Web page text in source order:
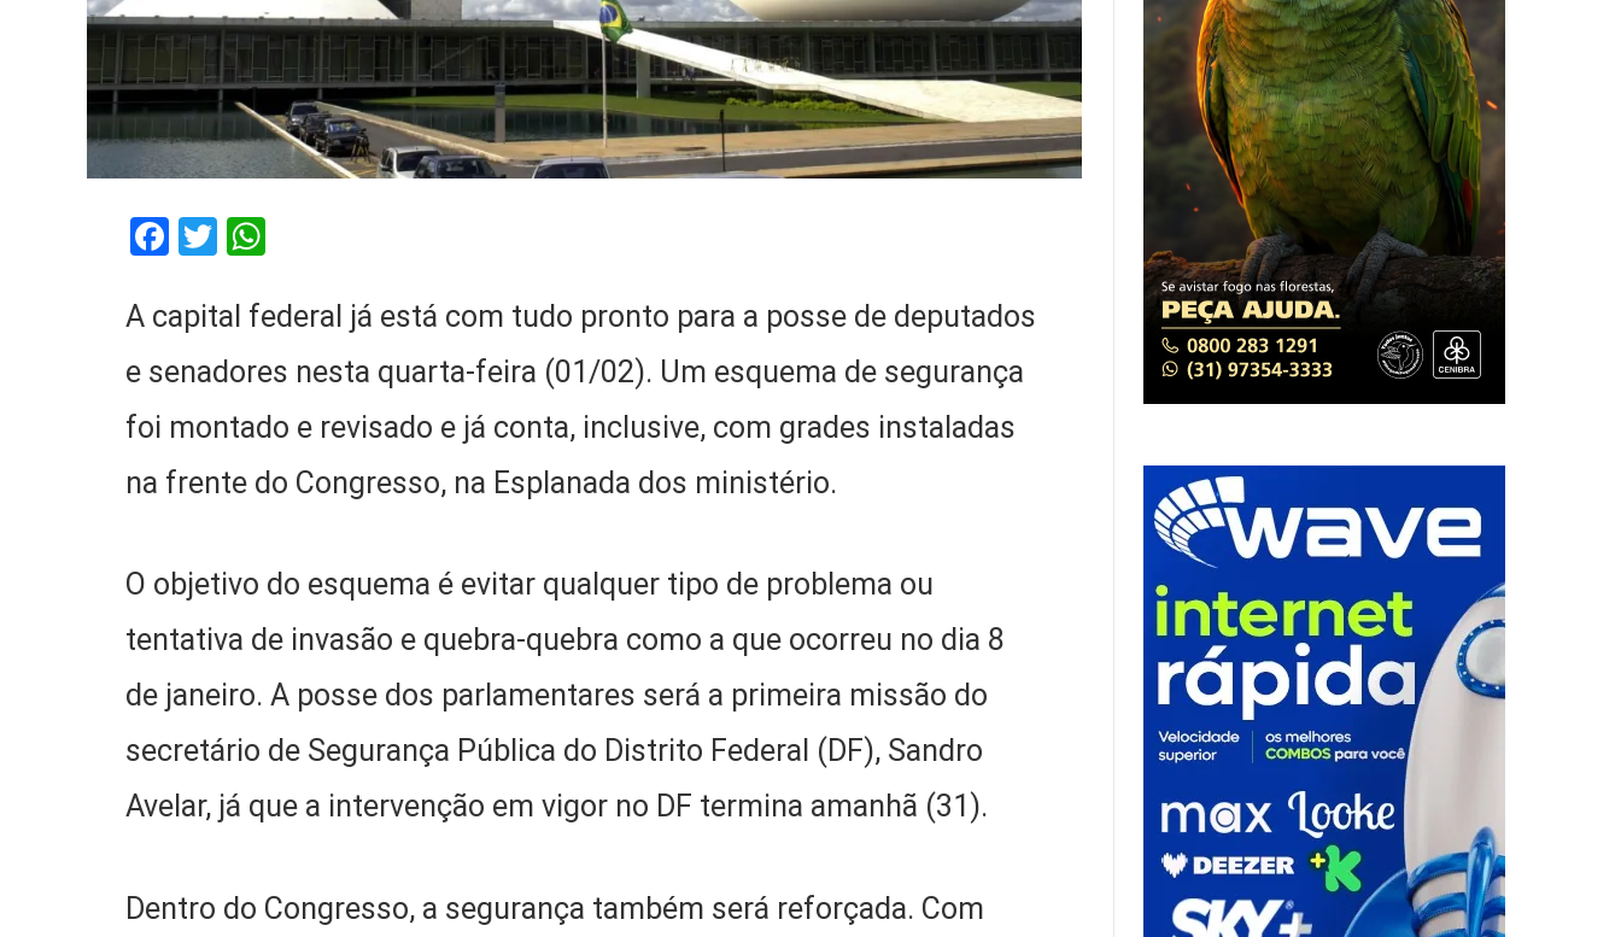
Facebook
Twitter
A capital federal já está com tudo pronto para a posse de deputados
e senadores nesta quarta-feira (01/02). Um esquema de segurança
foi montado e revisado e já conta, inclusive, com grades instaladas
na frente do Congresso, na Esplanada dos ministério.
O objetivo do esquema é evitar qualquer tipo de problema ou
tentativa de invasão e quebra-quebra como a que ocorreu no dia 8
de janeiro. A posse dos parlamentares será a primeira missão do
secretário de Segurança Pública do Distrito Federal (DF), Sandro
Avelar, já que a intervenção em vigor no DF termina amanhã (31).
Dentro do Congresso, a segurança também será reforçada. Com